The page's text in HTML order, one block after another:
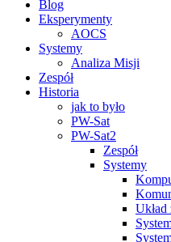
Blog
Eksperymenty
AOCS
Systemy
Analiza Misji
Zespół
Historia
jak to było
PW-Sat
PW-Sat2
Zespół
Systemy
Układ